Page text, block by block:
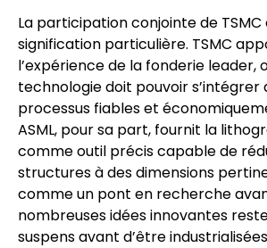
La participation conjointe de TSMC
signification particulière. TSMC
l’expérience de la fonderie leader,
technologie doit pouvoir s’intégrer
processus fiables et
ASML, pour sa part, fournit la
comme outil précis capable de
structures à des dimensions
comme un pont en recherche
nombreuses idées innovantes
suspens avant d’être